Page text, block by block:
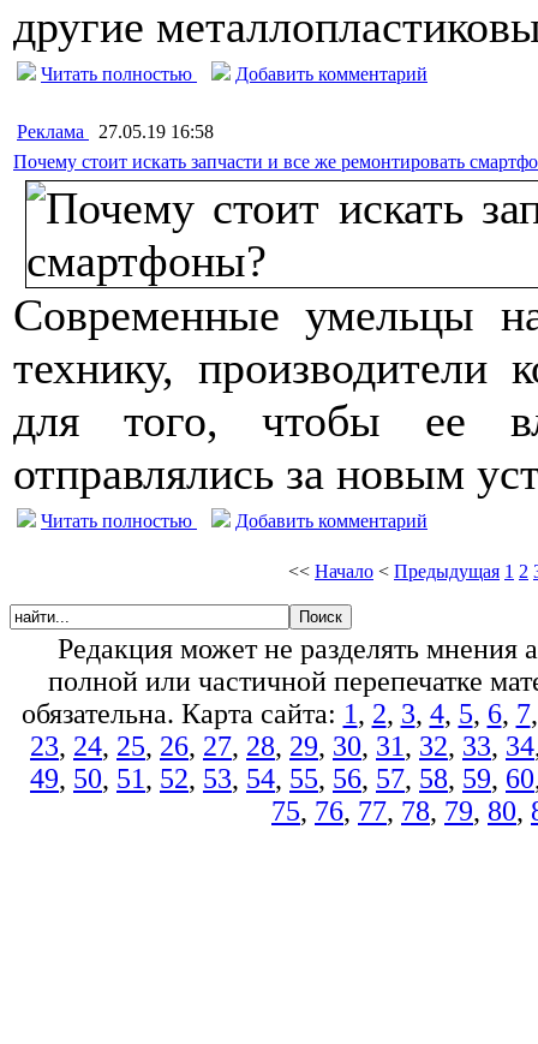
другие
Читать полностью Добавить комментарий
Реклама
27.05.19 16:58
Почему стоит искать запчасти и все же ремонтировать
Современные умельцы
технику, производители
для того, чтобы ее
отправлялись за новым
Читать полностью Добавить комментарий
<< Начало < Предыдущая 1 2
Редакция может не разделять
полной или частичной перепечатке
обязательна. Карта сайта: 1, 2, 3, 4, 5, 6, 7
23, 24, 25, 26, 27, 28, 29, 30, 31, 32, 33, 34
49, 50, 51, 52, 53, 54, 55, 56, 57, 58, 59, 60
75, 76, 77, 78, 79, 80,